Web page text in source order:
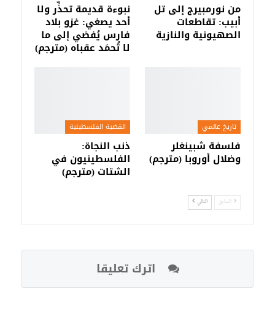
من نورمبيرج إلى تل
أبيب: تقاطعات
الصهيونية والنازية
نبوءة قديمة تحذِّر ولا
أحد يصغي: غزو بلاد
فارس يُفضي إلى ما
لا تُحمَد عقباه (مترجم)
تاريخ عالمي
فلسفة شبينغلر
وضلال أوروبا (مترجم)
القضية الفلسطينية
ذنب النجاة:
الفلسطينيون في
الشتات (مترجم)
السابق التالي
اترك تعليقا